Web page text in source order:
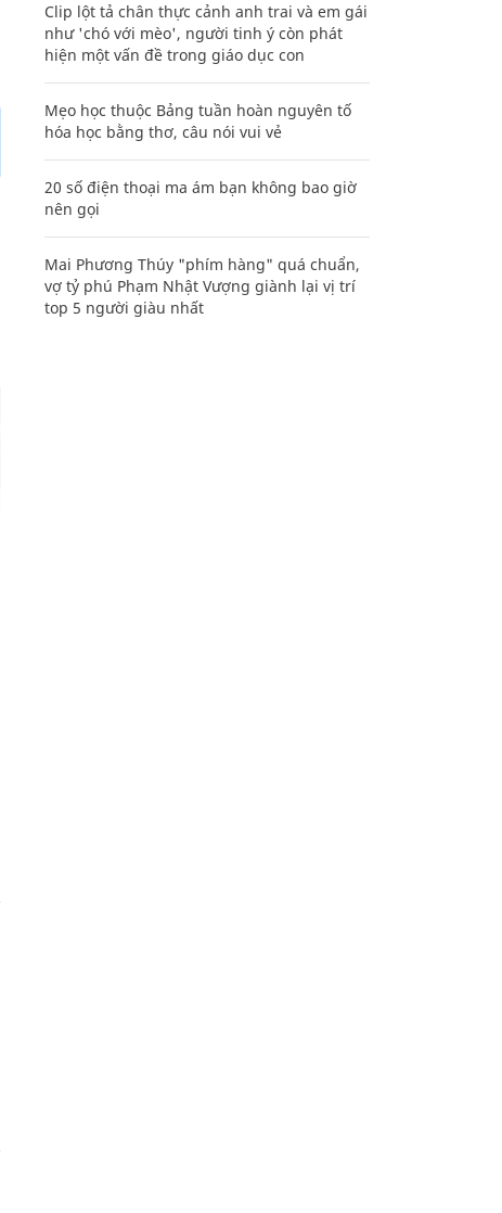
Clip lột tả chân thực cảnh anh trai và em gái
như 'chó với mèo', người tinh ý còn phát
hiện một vấn đề trong giáo dục con
Mẹo học thuộc Bảng tuần hoàn nguyên tố
hóa học bằng thơ, câu nói vui vẻ
20 số điện thoại ma ám bạn không bao giờ
nên gọi
Mai Phương Thúy "phím hàng" quá chuẩn,
vợ tỷ phú Phạm Nhật Vượng giành lại vị trí
top 5 người giàu nhất